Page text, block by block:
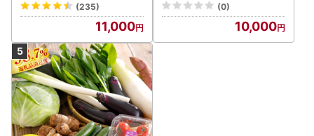
シュ 高栄養素 南アルプス市
(235)
11,000
(0)
10,000